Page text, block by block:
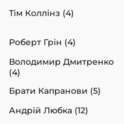
Тім Коллінз (4)
Роберт Грін (4)
Володимир Дмитренко
(4)
Брати Капранови (5)
Андрій Любка (12)